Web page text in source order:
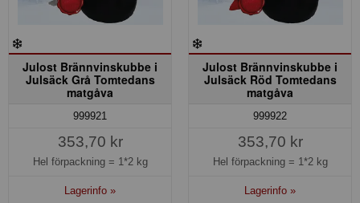
Julost Brännvinskubbe i
Julsäck Grå Tomtedans
matgåva
999921
353,70 kr
Hel förpackning = 1*2 kg
Lagerinfo »
Julost Brännvinskubbe i
Julsäck Röd Tomtedans
matgåva
999922
353,70 kr
Hel förpackning = 1*2 kg
Lagerinfo »